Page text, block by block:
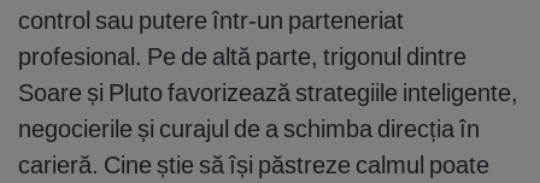
control sau putere într-un parteneriat
profesional. Pe de altă parte, trigonul dintre
Soare și Pluto favorizează strategiile inteligente,
negocierile și curajul de a schimba direcția în
carieră. Cine știe să își păstreze calmul poate